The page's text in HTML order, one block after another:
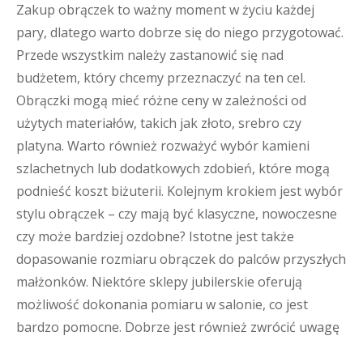
Zakup obrączek to ważny moment w życiu każdej
pary, dlatego warto dobrze się do niego przygotować.
Przede wszystkim należy zastanowić się nad
budżetem, który chcemy przeznaczyć na ten cel.
Obrączki mogą mieć różne ceny w zależności od
użytych materiałów, takich jak złoto, srebro czy
platyna. Warto również rozważyć wybór kamieni
szlachetnych lub dodatkowych zdobień, które mogą
podnieść koszt biżuterii. Kolejnym krokiem jest wybór
stylu obrączek – czy mają być klasyczne, nowoczesne
czy może bardziej ozdobne? Istotne jest także
dopasowanie rozmiaru obrączek do palców przyszłych
małżonków. Niektóre sklepy jubilerskie oferują
możliwość dokonania pomiaru w salonie, co jest
bardzo pomocne. Dobrze jest również zwrócić uwagę